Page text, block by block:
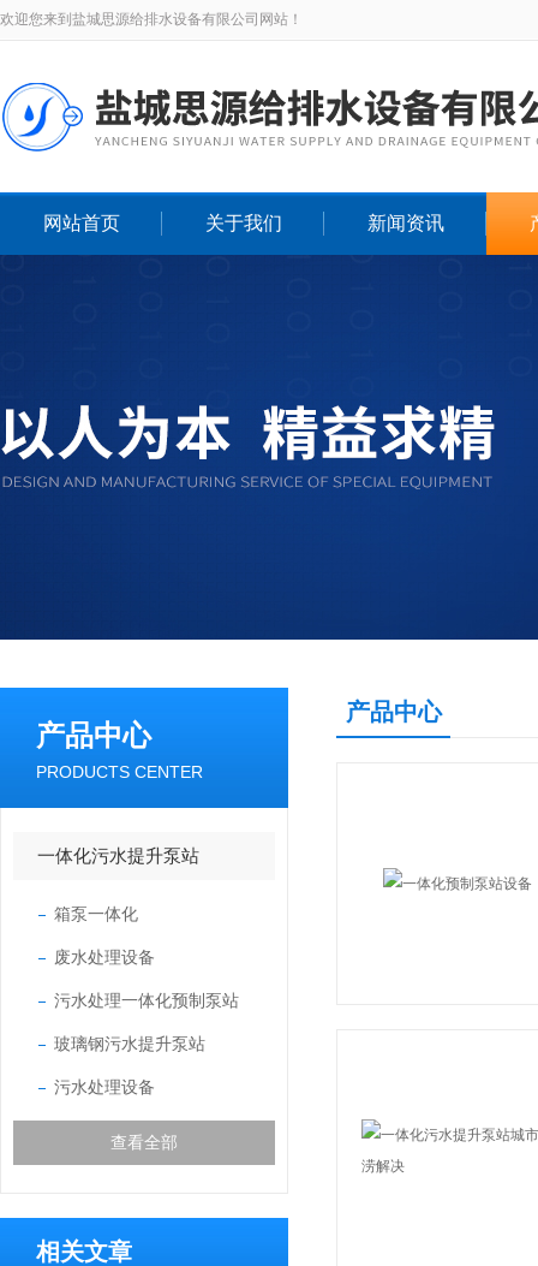
欢迎您来到盐城思源给排水设备有限公司网站！
网站首页 关于我们 新闻资讯
产品中心
PRODUCTS CENTER
一体化污水提升泵站
箱泵一体化
废水处理设备
污水处理一体化预制泵站
玻璃钢污水提升泵站
污水处理设备
查看全部
相关文章
产品中心